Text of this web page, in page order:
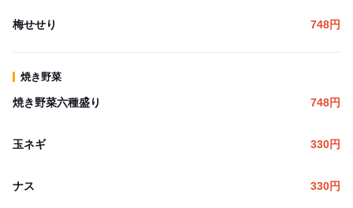
梅せせり 748円
焼き野菜
焼き野菜六種盛り 748円
玉ネギ 330円
ナス 330円